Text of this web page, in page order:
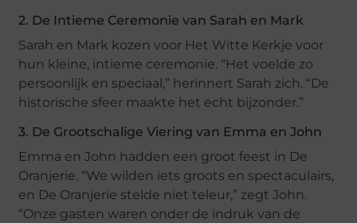
2. De Intieme Ceremonie van Sarah en Mark
Sarah en Mark kozen voor Het Witte Kerkje voor
hun kleine, intieme ceremonie. “Het voelde zo
persoonlijk en speciaal,” herinnert Sarah zich. “De
historische sfeer maakte het echt bijzonder.”
3. De Grootschalige Viering van Emma en John
Emma en John hadden een groot feest in De
Oranjerie. “We wilden iets groots en spectaculairs,
en De Oranjerie stelde niet teleur,” zegt John.
“Onze gasten waren onder de indruk van de